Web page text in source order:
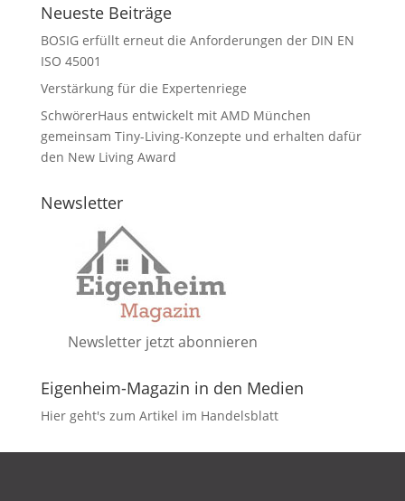
Neueste Beiträge
BOSIG erfüllt erneut die Anforderungen der DIN EN
ISO 45001
Verstärkung für die Expertenriege
SchwörerHaus entwickelt mit AMD München
gemeinsam Tiny-Living-Konzepte und erhalten dafür
den New Living Award
Newsletter
Newsletter jetzt abonnieren
Eigenheim-Magazin in den Medien
Hier geht's zum Artikel im Handelsblatt
DATENSCHUTZ